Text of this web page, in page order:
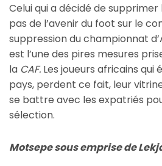
Celui qui a décidé de supprimer
pas de l’avenir du foot sur le
suppression du championnat
est l’une des pires mesures
la CAF. Les joueurs africains qui
pays, perdent ce fait, leur
se battre avec les expatriés
sélection.
Motsepe sous emprise de